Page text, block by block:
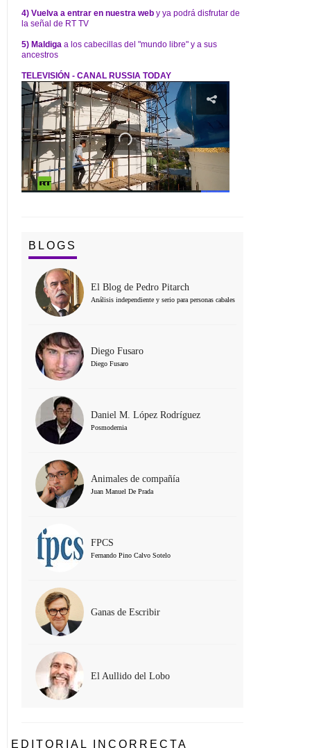
4) Vuelva a entrar en nuestra web y ya podrá disfrutar de
la señal de RT TV
5) Maldiga a los cabecillas del "mundo libre" y a sus
ancestros
TELEVISIÓN - CANAL RUSSIA TODAY
BLOGS
El Blog de Pedro Pitarch
Análisis independiente y serio para personas cabales
Diego Fusaro
Diego Fusaro
Daniel M. López Rodríguez
Posmodernia
Animales de compañía
Juan Manuel De Prada
FPCS
Fernando Pino Calvo Sotelo
Ganas de Escribir
El Aullido del Lobo
EDITORIAL INCORRECTA